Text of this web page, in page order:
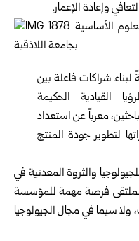
وإعادة الإعمار.
شراكات فاعلة بين
القيادية الحكيمة
معرباً عن استعداد
لتطوير جودة المنتج
والثروة المعدنية في
الملتقى فرصة مهمة للمؤسسة
ولا سيما في مجال الجيولوجيا